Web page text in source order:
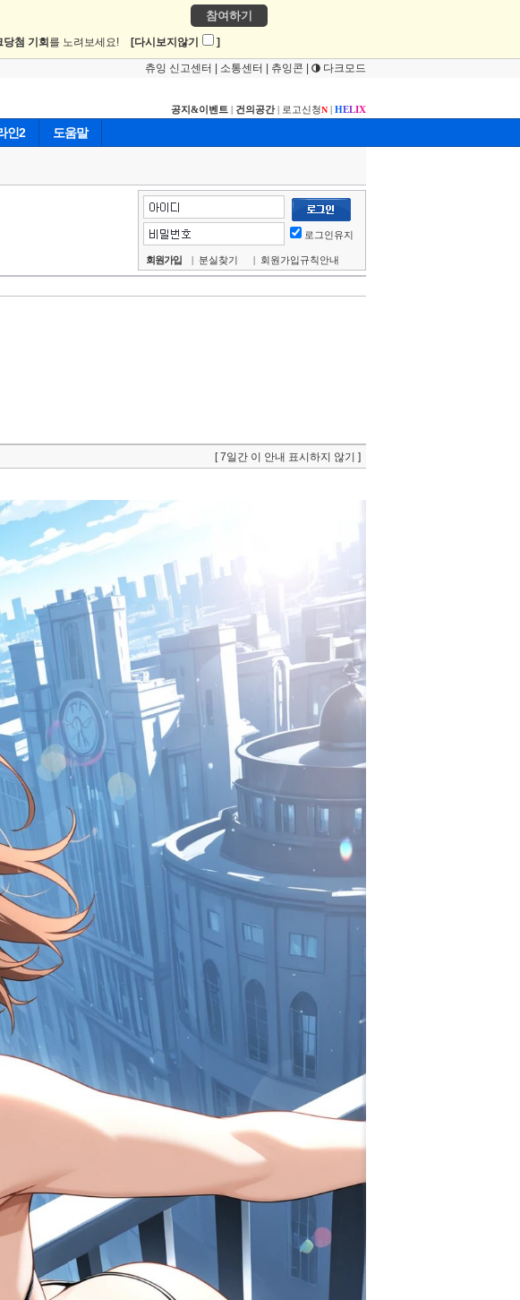
참여하기
당첨 기회 를 노려보세요! [다시보지않기 ]
츄잉 신고센터 소통센터 츄잉콘 다크모드
공지&이벤트 | 건의공간| 로고신청N | HELIX
인2 도움말
로그인유지
회원가입 | 분실찾기 | 회원가입규칙안내
[ 7일간 이 안내 표시하지 않기 ]